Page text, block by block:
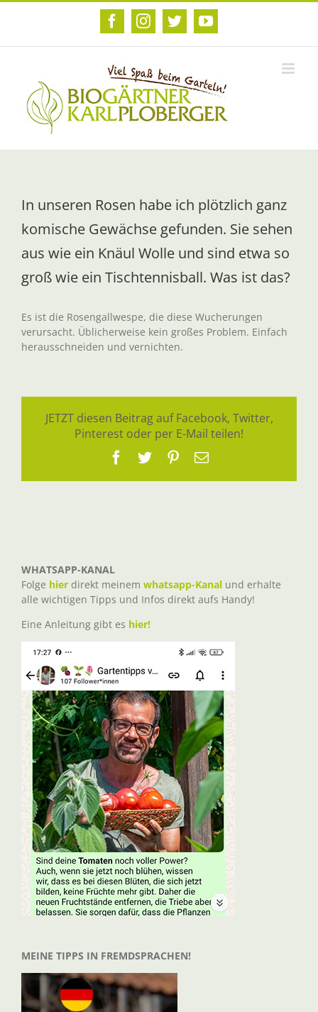
Zum
FacebookInstagram
TwitterYouTube
In unseren Rosen habe ich plötzlich ganz
komische Gewächse gefunden. Sie sehen
aus wie ein Knäul Wolle und sind etwa so
groß wie ein Tischtennisball. Was ist das?
Es ist die Rosengallwespe, die diese Wucherungen
verursacht. Üblicherweise kein großes Problem. Einfach
herausschneiden und vernichten.
JETZT diesen Beitrag auf Facebook, Twitter,
Pinterest oder per E-Mail teilen!
Facebook
TwitterPinterest
E-
WHATSAPP-KANAL
Folge hier direkt meinem whatsapp-Kanal und erhalte
alle wichtigen Tipps und Infos direkt aufs Handy!
Eine Anleitung gibt es hier!
MEINE TIPPS IN FREMDSPRACHEN!